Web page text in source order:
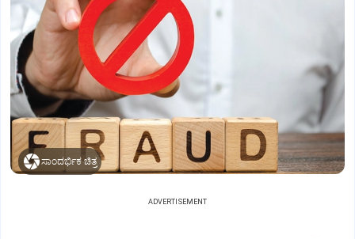
ಸಾಂದರ್ಭಿಕ ಚಿತ್ರ
ADVERTISEMENT